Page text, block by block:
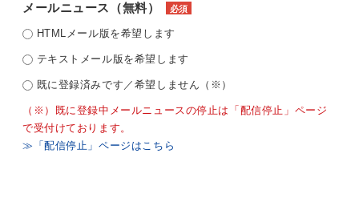
メールニュース（無料） 必須
HTMLメール版を希望します
テキストメール版を希望します
既に登録済みです／希望しません（※）
（※）既に登録中メールニュースの停止は「配信停止」ページ
で受付けております。
≫「配信停止」ページはこちら